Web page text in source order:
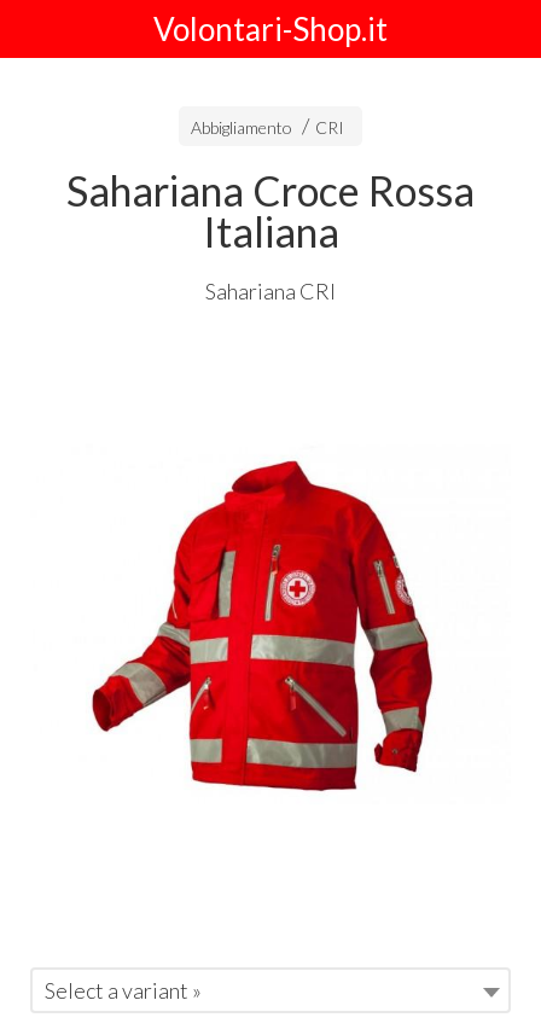
Volontari-Shop.it
Abbigliamento CRI
Sahariana Croce Rossa
Italiana
Sahariana CRI
Select a variant »